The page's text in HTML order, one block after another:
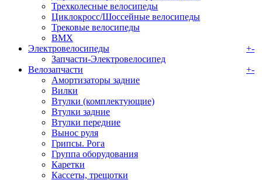
Трехколесные велосипеды
Циклокросс/Шоссейные велосипеды
Трековые велосипеды
BMX
Электровелосипеды
+-
Запчасти-Электровелосипед
Велозапчасти
+-
Амортизаторы задние
Вилки
Втулки (комплектующие)
Втулки задние
Втулки передние
Вынос руля
Грипсы. Рога
Группа оборудования
Каретки
Кассеты, трещотки